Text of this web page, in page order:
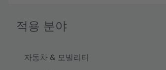
적용 분야
자동차 & 모빌리티